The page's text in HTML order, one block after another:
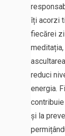
îți acorzi
fiecărei
reduci
energia.
și la